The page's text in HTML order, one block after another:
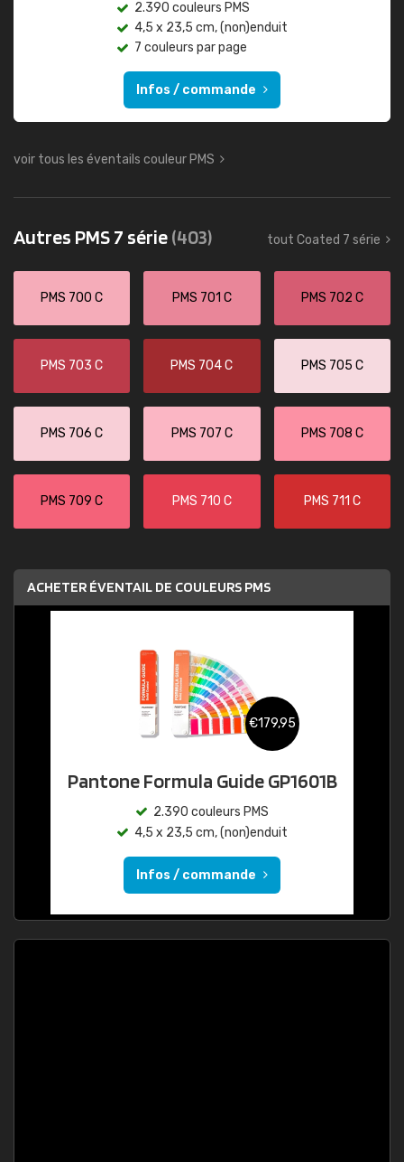
2.390 couleurs PMS
4,5 x 23,5 cm, (non)enduit
7 couleurs par page
Infos / commande
voir tous les éventails couleur PMS
Autres PMS 7 série(403) tout Coated 7 série
PMS 700 C PMS 701 C PMS 702 C
PMS 703 C PMS 704 C PMS 705 C
PMS 706 C PMS 707 C PMS 708 C
PMS 709 C PMS 710 C PMS 711 C
ACHETER ÉVENTAIL DE COULEURS PMS
€179,95
Pantone Formula Guide GP1601B
2.390 couleurs PMS
4,5 x 23,5 cm, (non)enduit
Infos / commande